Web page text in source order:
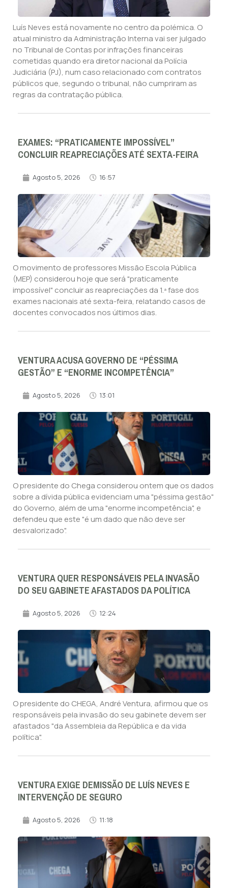
Luís Neves está novamente no centro da polémica. O
atual ministro da Administração Interna vai ser julgado
no Tribunal de Contas por infrações financeiras
cometidas quando era diretor nacional da Polícia
Judiciária (PJ), num caso relacionado com contratos
públicos que, segundo o tribunal, não cumpriram as
regras da contratação pública.
EXAMES: “PRATICAMENTE IMPOSSÍVEL”
CONCLUIR REAPRECIAÇÕES ATÉ SEXTA-FEIRA
Agosto 5, 2026 16:57
O movimento de professores Missão Escola Pública
(MEP) considerou hoje que será "praticamente
impossível" concluir as reapreciações da 1.ª fase dos
exames nacionais até sexta-feira, relatando casos de
docentes convocados nos últimos dias.
VENTURA ACUSA GOVERNO DE “PÉSSIMA
GESTÃO” E “ENORME INCOMPETÊNCIA”
Agosto 5, 2026 13:01
O presidente do Chega considerou ontem que os dados
sobre a dívida pública evidenciam uma "péssima gestão"
do Governo, além de uma "enorme incompetência", e
defendeu que este "é um dado que não deve ser
desvalorizado".
VENTURA QUER RESPONSÁVEIS PELA INVASÃO
DO SEU GABINETE AFASTADOS DA POLÍTICA
Agosto 5, 2026 12:24
O presidente do CHEGA, André Ventura, afirmou que os
responsáveis pela invasão do seu gabinete devem ser
afastados "da Assembleia da República e da vida
política".
VENTURA EXIGE DEMISSÃO DE LUÍS NEVES E
INTERVENÇÃO DE SEGURO
Agosto 5, 2026 11:18